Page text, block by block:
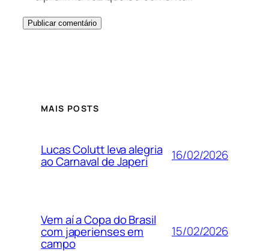
MAIS POSTS
Lucas Colutt leva alegria
ao Carnaval de Japeri 16/02/2026
Vem aí a Copa do Brasil
com japerienses em
campo
15/02/2026